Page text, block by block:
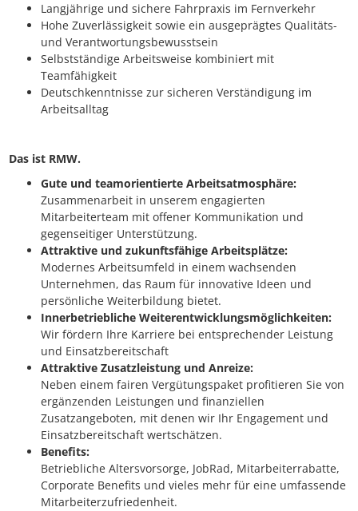
Langjährige und sichere Fahrpraxis im Fernverkehr
Hohe Zuverlässigkeit sowie ein ausgeprägtes Qualitäts-
und Verantwortungsbewusstsein
Selbstständige Arbeitsweise kombiniert mit
Teamfähigkeit
Deutschkenntnisse zur sicheren Verständigung im
Arbeitsalltag
Das ist RMW.
Gute und teamorientierte Arbeitsatmosphäre:
Zusammenarbeit in unserem engagierten
Mitarbeiterteam mit offener Kommunikation und
gegenseitiger Unterstützung.
Attraktive und zukunftsfähige Arbeitsplätze:
Modernes Arbeitsumfeld in einem wachsenden
Unternehmen, das Raum für innovative Ideen und
persönliche Weiterbildung bietet.
Innerbetriebliche Weiterentwicklungsmöglichkeiten:
Wir fördern Ihre Karriere bei entsprechender Leistung
und Einsatzbereitschaft
Attraktive Zusatzleistung und Anreize:
Neben einem fairen Vergütungspaket profitieren Sie von
ergänzenden Leistungen und finanziellen
Zusatzangeboten, mit denen wir Ihr Engagement und
Einsatzbereitschaft wertschätzen.
Benefits:
Betriebliche Altersvorsorge, JobRad, Mitarbeiterrabatte,
Corporate Benefits und vieles mehr für eine umfassende
Mitarbeiterzufriedenheit.